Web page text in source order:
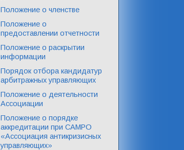
Положение о членстве
Положение о
предоставлении отчетности
Положение о раскрытии
информации
Порядок отбора кандидатур
арбитражных управляющих
Положение о деятельности
Ассоциации
Положение о порядке
аккредитации при САМРО
«Ассоциация антикризисных
управляющих»